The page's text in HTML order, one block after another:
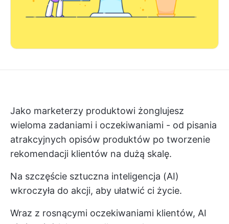
Jako marketerzy produktowi żonglujesz
wieloma zadaniami i oczekiwaniami - od pisania
atrakcyjnych opisów produktów po tworzenie
rekomendacji klientów na dużą skalę.
Na szczęście sztuczna inteligencja (AI)
wkroczyła do akcji, aby ułatwić ci życie.
Wraz z rosnącymi oczekiwaniami klientów, AI